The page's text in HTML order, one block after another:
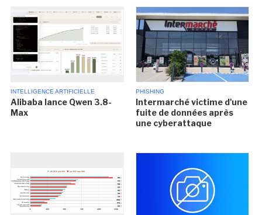
INTELLIGENCE ARTIFICIELLE
Alibaba lance Qwen 3.8-
Max
PHISHING
Intermarché victime d'une
fuite de données après
une cyberattaque